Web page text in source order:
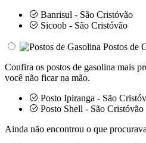
Banrisul - São Cristóvão
Sicoob - São Cristóvão
Postos de
Confira os postos de gasolina mais
você não ficar na mão.
Posto Ipiranga - São
Posto Shell - São Cristóvão
Ainda não encontrou o que